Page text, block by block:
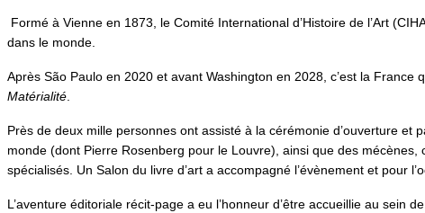
Formé à Vienne en 1873, le Comité International d’Histoire de l’Art
dans le monde.
Après São Paulo en 2020 et avant Washington en 2028, c’est la
Matérialité
Près de deux mille personnes ont assisté à la cérémonie d’ouverture
monde (dont Pierre Rosenberg pour le Louvre), ainsi que des
spécialisés. Un Salon du livre d’art a accompagné l’évènement et pour
L’aventure éditoriale récit-page a eu l’honneur d’être accueillie au sein